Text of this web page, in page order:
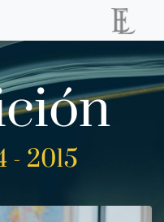
- 2015